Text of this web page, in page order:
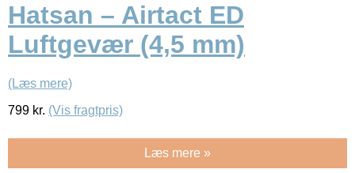
Hatsan – Airtact ED
Luftgevær (4,5 mm)
(Læs mere)
799 kr. (Vis fragtpris)
Læs mere »